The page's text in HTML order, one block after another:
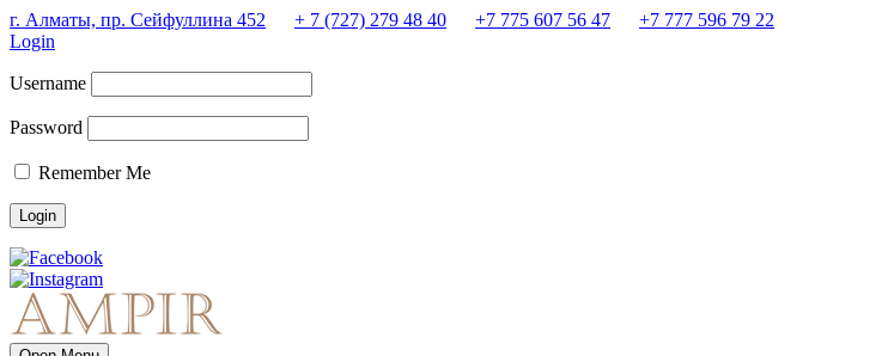
г. Алматы, пр. Сейфуллина 452 + 7 (727) 279 48 40 +7 775 607 56 47
+7 777 596 79 22
Login
Username
Password
Remember Me